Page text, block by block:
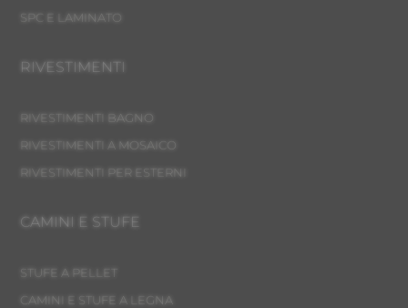
SPC E LAMINATO
RIVESTIMENTI
RIVESTIMENTI BAGNO
RIVESTIMENTI A MOSAICO
RIVESTIMENTI PER ESTERNI
CAMINI E STUFE
STUFE A PELLET
CAMINI E STUFE A LEGNA